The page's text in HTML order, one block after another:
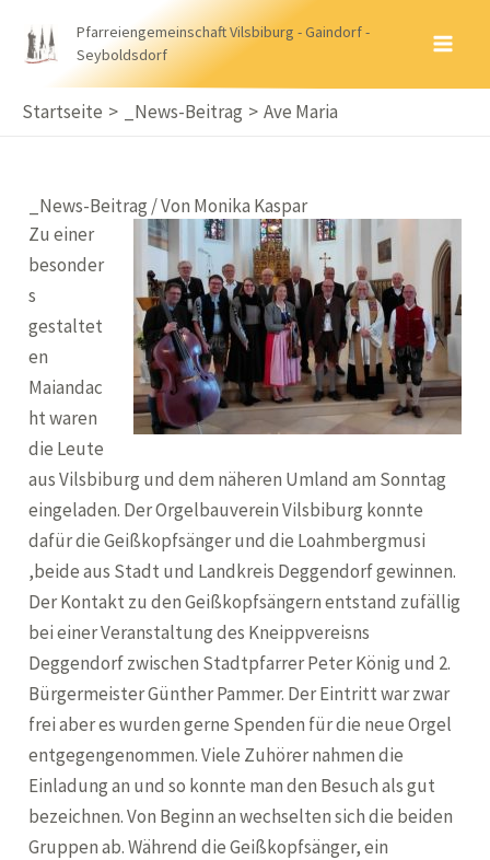
Inhalt
Pfarreiengemeinschaft Vilsbiburg - Gaindorf -
Seyboldsdorf
Startseite _News-Beitrag Ave Maria
_News-Beitrag / Von Monika Kaspar
Zu einer
besonder
s
gestaltet
en
Maiandac
ht waren
die Leute
aus Vilsbiburg und dem näheren Umland am Sonntag
eingeladen. Der Orgelbauverein Vilsbiburg konnte
dafür die Geißkopfsänger und die Loahmbergmusi
,beide aus Stadt und Landkreis Deggendorf gewinnen.
Der Kontakt zu den Geißkopfsängern entstand zufällig
bei einer Veranstaltung des Kneippvereisns
Deggendorf zwischen Stadtpfarrer Peter König und 2.
Bürgermeister Günther Pammer. Der Eintritt war zwar
frei aber es wurden gerne Spenden für die neue Orgel
entgegengenommen. Viele Zuhörer nahmen die
Einladung an und so konnte man den Besuch als gut
bezeichnen. Von Beginn an wechselten sich die beiden
Gruppen ab. Während die Geißkopfsänger, ein